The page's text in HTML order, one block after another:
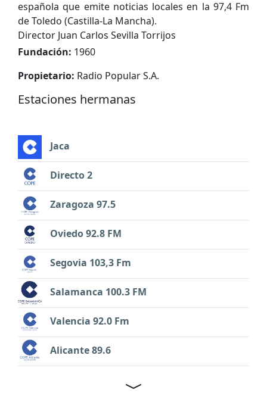
española que emite noticias locales en la 97,4 Fm
de Toledo (Castilla-La Mancha).
Director Juan Carlos Sevilla Torrijos
Fundación: 1960
Propietario: Radio Popular S.A.
Estaciones hermanas
Jaca
Directo 2
Zaragoza 97.5
Oviedo 92.8 FM
Segovia 103,3 Fm
Salamanca 100.3 FM
Valencia 92.0 Fm
Alicante 89.6